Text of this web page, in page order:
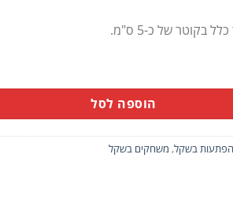
בקוטר של כ-5 ס"מ.
הוספה לסל
הפתעות בשקל, משחקים בשקל